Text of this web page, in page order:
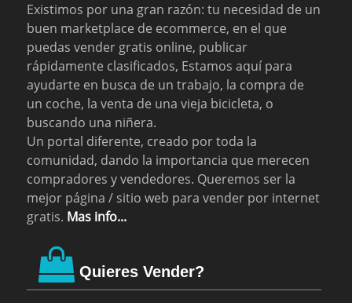
Existimos por una gran razón: tu necesidad de un
buen marketplace de ecommerce, en el que
puedas vender gratis online, publicar
rápidamente clasificados, Estamos aquí para
ayudarte en busca de un trabajo, la compra de
un coche, la venta de una vieja bicicleta, o
buscando una niñera.
Un portal diferente, creado por toda la
comunidad, dando la importancia que merecen
compradores y vendedores. Queremos ser la
mejor página / sitio web para vender por internet
gratis. Mas info...
Quieres Vender?